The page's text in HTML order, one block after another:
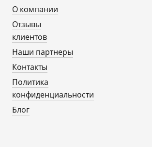
О компании
Отзывы
клиентов
Наши партнеры
Контакты
Политика
конфиденциальности
Блог